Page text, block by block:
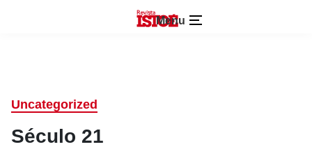
Menu
Uncategorized
Século 21